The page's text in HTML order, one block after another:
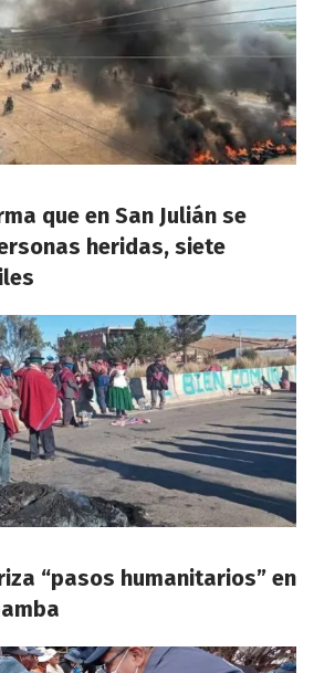
que en San Julián se
heridas, siete
“pasos humanitarios” en